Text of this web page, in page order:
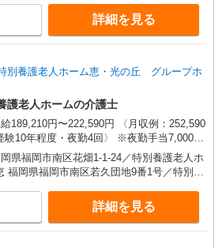
格により、初任給は異なります。
詳細を見る
養護老人ホーム恵・光の丘 グループホ
護老人ホームの介護士
給189,210円〜222,590円 〈月収例：252,590
10年程度・夜勤4回〉 ※夜勤手当7,000
祝出勤・夜勤）
あります。 ※経験・資格を考慮します
県福岡市南区花畑1-1-24／特別養護老人ホ
福岡県福岡市南区若久団地9番1号／特別養
詳細を見る